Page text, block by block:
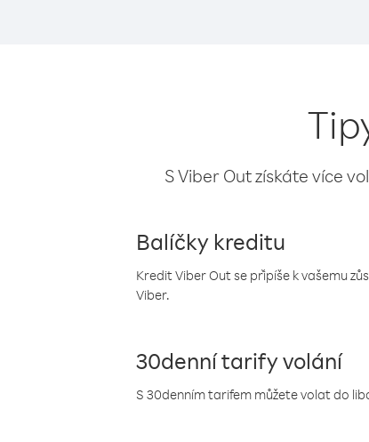
S Viber Out získáte více
Balíčky kreditu
Kredit Viber Out se připíše k vašemu
Viber.
30denní tarify volání
S 30denním tarifem můžete volat do